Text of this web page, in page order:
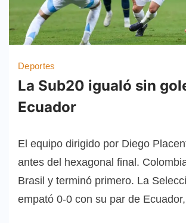
Deportes
La Sub20 igualó sin
Ecuador
El equipo dirigido por Diego
antes del hexagonal final.
Brasil y terminó primero. La
empató 0-0 con su par de